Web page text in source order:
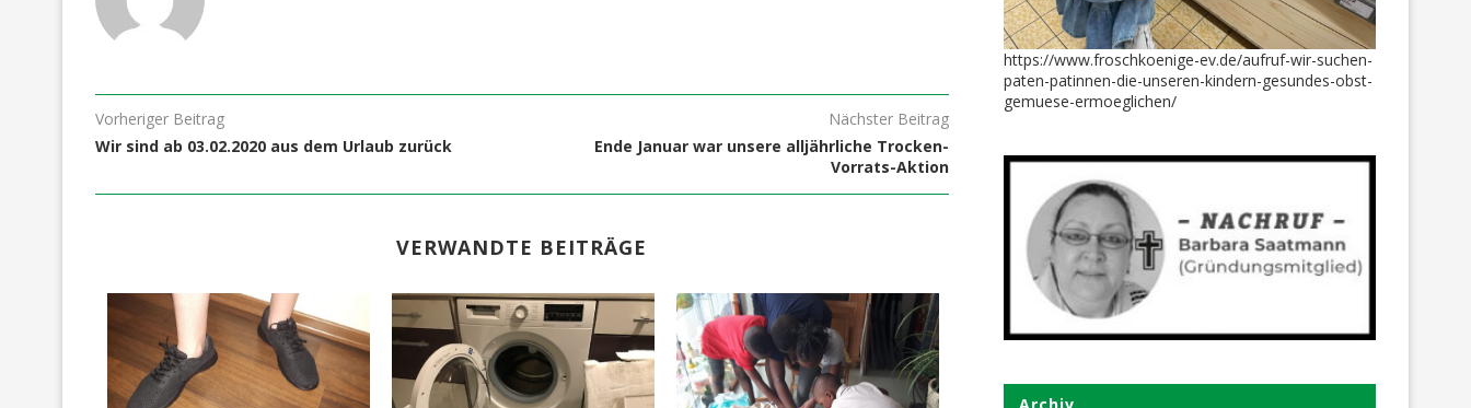
Vorheriger Beitrag
Wir sind ab 03.02.2020 aus dem Urlaub zurück
Nächster Beitrag
Ende Januar war unsere alljährliche Trocken-
Vorrats-Aktion
VERWANDTE BEITRÄGE
https://www.froschkoenige-ev.de/aufruf-wir-suchen-
paten-patinnen-die-unseren-kindern-gesundes-obst-
gemuese-ermoeglichen/
Archiv